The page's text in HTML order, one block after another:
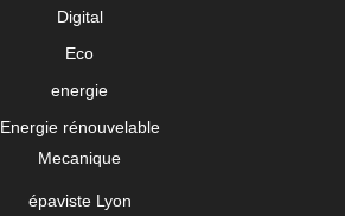
Digital
Eco
energie
Energie rénouvelable
Mecanique
épaviste Lyon